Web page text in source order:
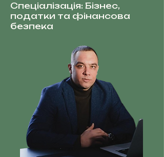
Спеціалізація: Бізнес,
податки та фінансова
безпека